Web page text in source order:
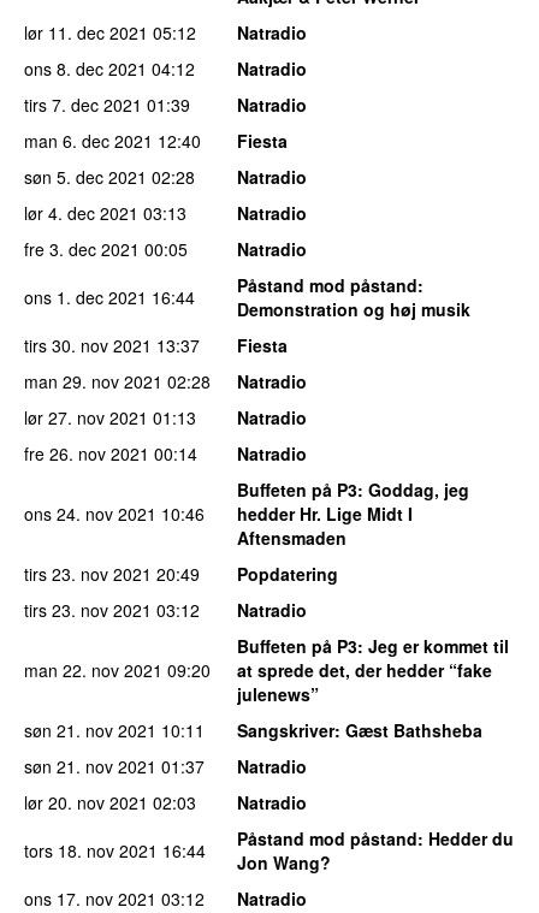
lør 11. dec 2021 05:12
Natradio
ons 8. dec 2021 04:12
Natradio
tirs 7. dec 2021 01:39
Natradio
man 6. dec 2021 12:40
Fiesta
søn 5. dec 2021 02:28
Natradio
lør 4. dec 2021 03:13
Natradio
fre 3. dec 2021 00:05
Natradio
ons 1. dec 2021 16:44 Påstand mod påstand:
Demonstration og høj musik
tirs 30. nov 2021 13:37
Fiesta
man 29. nov 2021 02:28
Natradio
lør 27. nov 2021 01:13
Natradio
fre 26. nov 2021 00:14 Natradio
ons 24. nov 2021 10:46
Buffeten på P3: Goddag, jeg
hedder Hr. Lige Midt I
Aftensmaden
tirs 23. nov 2021 20:49
Popdatering
tirs 23. nov 2021 03:12 Natradio
man 22. nov 2021 09:20
Buffeten på P3: Jeg er kommet til
at sprede det, der hedder “fake
julenews”
søn 21. nov 2021 10:11 Sangskriver: Gæst Bathsheba
søn 21. nov 2021 01:37
Natradio
lør 20. nov 2021 02:03
Natradio
tors 18. nov 2021 16:44 Påstand mod påstand: Hedder du
Jon Wang?
ons 17. nov 2021 03:12
Natradio